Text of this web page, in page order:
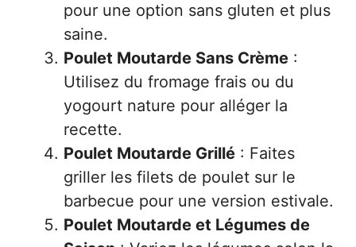
pour une option sans gluten et plus
saine.
Poulet Moutarde Sans Crème :
Utilisez du fromage frais ou du
yogourt nature pour alléger la
recette.
Poulet Moutarde Grillé : Faites
griller les filets de poulet sur le
barbecue pour une version estivale.
Poulet Moutarde et Légumes de